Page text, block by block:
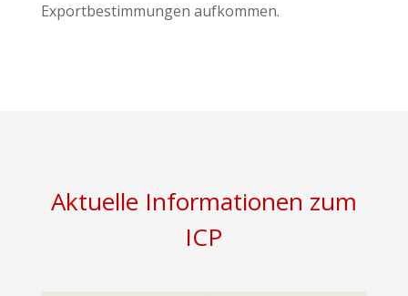
Exportbestimmungen aufkommen.
Aktuelle Informationen zum
ICP